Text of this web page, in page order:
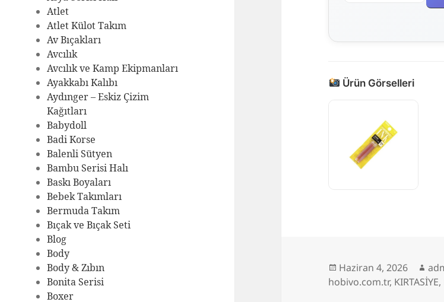
Atlet
Atlet Külot Takım
Av Bıçakları
Avcılık
Avcılık ve Kamp Ekipmanları
Ayakkabı Kalıbı
Aydınger – Eskiz Çizim
Kağıtları
Babydoll
Badi Korse
Balenli Sütyen
Bambu Serisi Halı
Baskı Boyaları
Bebek Takımları
Bermuda Takım
Bıçak ve Bıçak Seti
Blog
Body
Body & Zıbın
Bonita Serisi
Boxer
Ürün Görselleri
Yayın
tarihi
Haziran 4, 2026
hobivo.com.tr, KIRTASİYE,